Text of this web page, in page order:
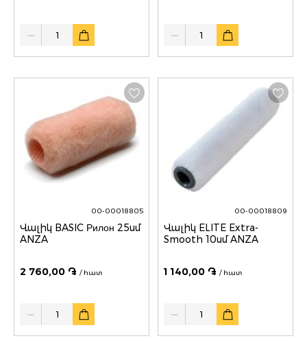
00-00018805
Վալիկ BASIC Рилон 25սմ
ANZA
2 760,00 ֏ / հատ
00-00018809
Վալիկ ELITE Extra-
Smooth 10սմ ANZA
1 140,00 ֏ / հատ